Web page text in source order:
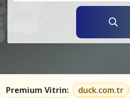
Premium Vitrin: duck.com.tr